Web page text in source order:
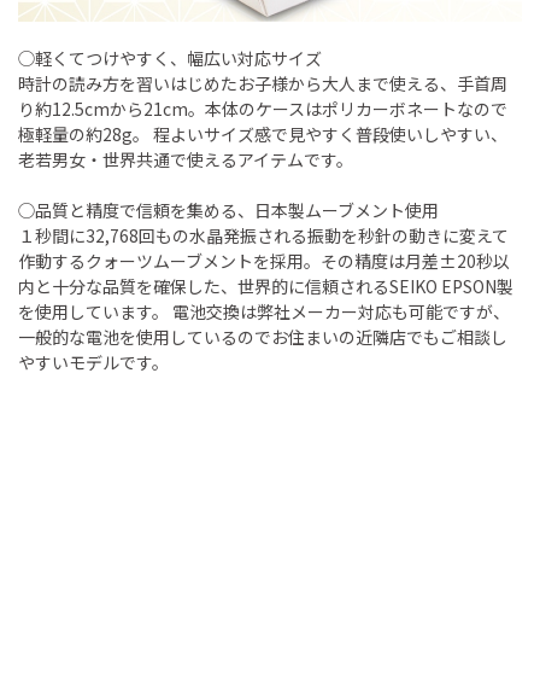
◯軽くてつけやすく、幅広い対応サイズ
時計の読み方を習いはじめたお子様から大人まで使える、手首周
り約12.5cmから21cm。本体のケースはポリカーボネートなので
極軽量の約28g。 程よいサイズ感で見やすく普段使いしやすい、
老若男女・世界共通で使えるアイテムです。
◯品質と精度で信頼を集める、日本製ムーブメント使用
１秒間に32,768回もの水晶発振される振動を秒針の動きに変えて
作動するクォーツムーブメントを採用。その精度は月差±20秒以
内と十分な品質を確保した、世界的に信頼されるSEIKO EPSON製
を使用しています。 電池交換は弊社メーカー対応も可能ですが、
一般的な電池を使用しているのでお住まいの近隣店でもご相談し
やすいモデルです。